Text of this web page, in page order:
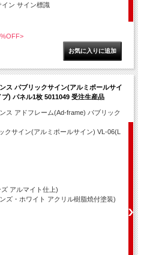
ン サイン標識
ス パブリックサイン(アルミポールサイ
) パネル1枚 5011049 受注生産品
ス アドフレーム(Ad-frame) パブリック
クサイン(アルミポールサイン) VL-06(L
アルマイト仕上)
ズ・ホワイト アクリル樹脂焼付塗装)